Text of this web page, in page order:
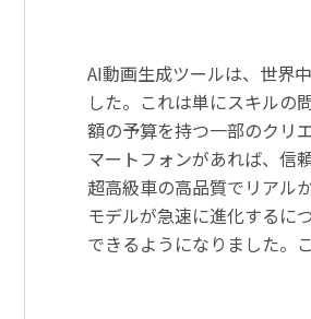
AI動画生成ツールは、世界
した。これは単にスキルの
額の予算を持つ一部のクリ
マートフォンがあれば、信
超高級車の高品質でリアル
モデルが急速に進化するに
できるようになりました。